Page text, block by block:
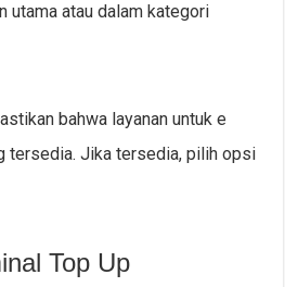
utama atau dalam kategori
bahwa layanan untuk e
tersedia. Jika tersedia, pilih opsi
Top Up